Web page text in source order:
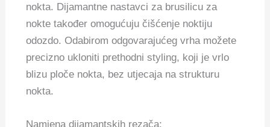
nokta. Dijamantne nastavci za brusilicu za
nokte također omogućuju čišćenje noktiju
odozdo. Odabirom odgovarajućeg vrha možete
precizno ukloniti prethodni styling, koji je vrlo
blizu ploče nokta, bez utjecaja na strukturu
nokta.
Namjena dijamantskih rezača: